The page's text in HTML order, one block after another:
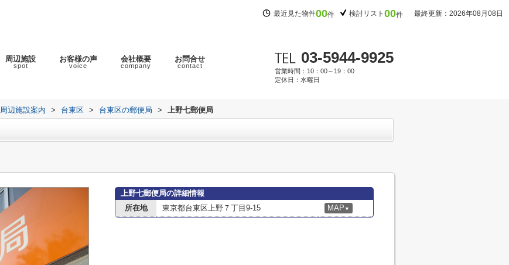
最近見た物件00件 検討リスト 00件 最終更新：2026年08月08日
周辺施設
spot
お客様の声
voice
会社概要
company
お問合せ
contact 03-5944-9925
営業時間：10：00～19：00
定休日：水曜日
周辺施設案内 > 台東区 > 台東区の郵便局 > 上野七郵便局
上野七郵便局の詳細情報
所在地
東京都台東区上野７丁目9-15 MAP ▼